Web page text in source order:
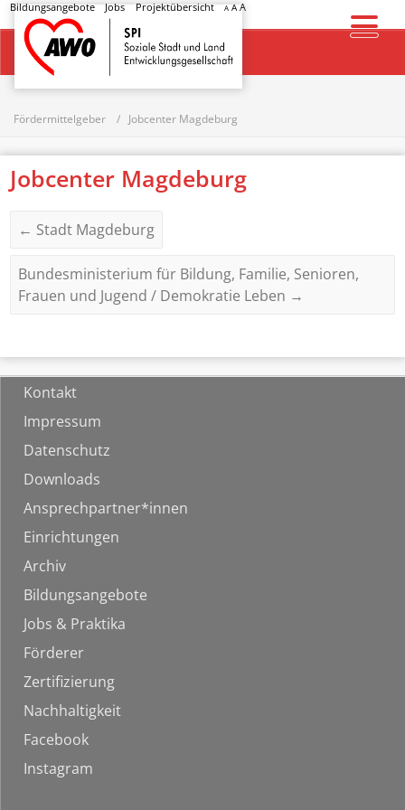
Bildungsangebote Jobs Projektübersicht A AA
Startseite
Fördermittelgeber Jobcenter Magdeburg
Jobcenter Magdeburg
← Stadt Magdeburg
Bundesministerium für Bildung, Familie, Senioren,
Frauen und Jugend / Demokratie Leben →
Kontakt
Impressum
Datenschutz
Downloads
Ansprechpartner*innen
Einrichtungen
Archiv
Bildungsangebote
Jobs & Praktika
Förderer
Zertifizierung
Nachhaltigkeit
Facebook
Instagram